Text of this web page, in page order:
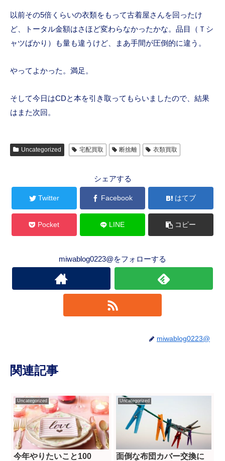
以前その5倍くらいの衣類をもって古着屋さんを回ったけ
ど、トータル金額はさほど変わらなかったかな。品目（Ｔシ
ャツばかり）も量も違うけど、まあ手間が圧倒的に違う。
やってよかった。満足。
そして今日はCDと本を引き取ってもらいましたので、結果
はまた次回。
Uncategorized 宅配買取 断捨離 衣類買取
シェアする
Twitter Facebook はてブ
Pocket LINE コピー
miwablog0223@をフォローする
miwablog0223@
関連記事
Uncategorized
今年やりたいこと100
Uncategorized
面倒な布団カバー交換に